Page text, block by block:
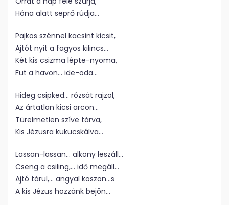
Hóna alatt seprő rúdja…
Pajkos szénnel kacsint kicsit,
Ajtót nyit a fagyos kilincs…
Két kis csizma lépte-nyoma,
Fut a havon… ide-oda…
Hideg csipked… rózsát rajzol,
Az ártatlan kicsi arcon…
Türelmetlen szíve tárva,
Kis Jézusra kukucskálva…
Lassan-lassan… alkony leszáll…
Cseng a csiling,… idő megáll…
Ajtó tárul,… angyal köszön…s
A kis Jézus hozzánk bejön…